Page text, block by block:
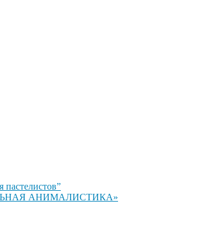
пастелистов”
АНИМАЛИСТИКА»